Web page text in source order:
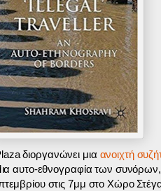
διοργανώνει μια ανοιχτή
αυτο-εθνογραφία των
στις 7μμ στο Χώρο